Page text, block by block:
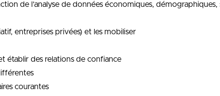
de l’analyse de données économiques, démographiques,
entreprises privées) et les mobiliser
établir des relations de confiance
courantes